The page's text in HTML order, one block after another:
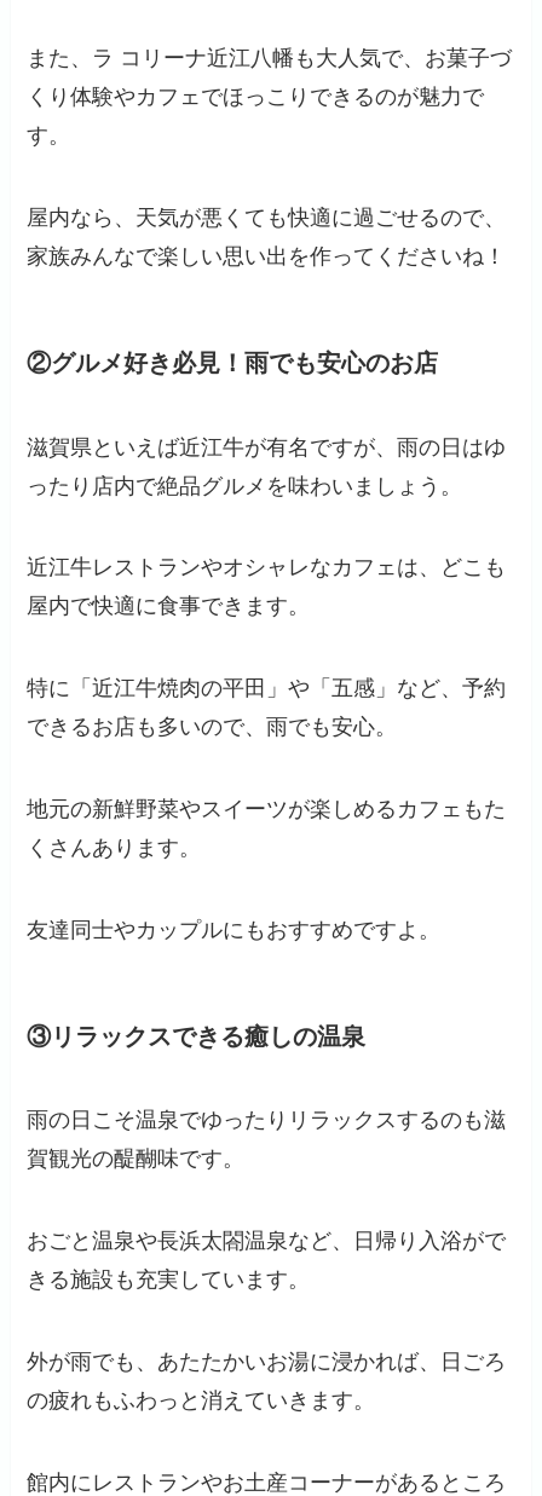
また、ラ コリーナ近江八幡も大人気で、お菓子づ
くり体験やカフェでほっこりできるのが魅力で
す。
屋内なら、天気が悪くても快適に過ごせるので、
家族みんなで楽しい思い出を作ってくださいね！
②グルメ好き必見！雨でも安心のお店
滋賀県といえば近江牛が有名ですが、雨の日はゆ
ったり店内で絶品グルメを味わいましょう。
近江牛レストランやオシャレなカフェは、どこも
屋内で快適に食事できます。
特に「近江牛焼肉の平田」や「五感」など、予約
できるお店も多いので、雨でも安心。
地元の新鮮野菜やスイーツが楽しめるカフェもた
くさんあります。
友達同士やカップルにもおすすめですよ。
③リラックスできる癒しの温泉
雨の日こそ温泉でゆったりリラックスするのも滋
賀観光の醍醐味です。
おごと温泉や長浜太閤温泉など、日帰り入浴がで
きる施設も充実しています。
外が雨でも、あたたかいお湯に浸かれば、日ごろ
の疲れもふわっと消えていきます。
館内にレストランやお土産コーナーがあるところ